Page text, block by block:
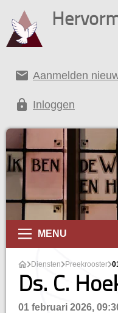
email Aanmelden
lock Inloggen
MENU
Diensten Preekrooster
Ds. C.
01 februari 2026,